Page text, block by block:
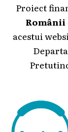
Proiect
acestui